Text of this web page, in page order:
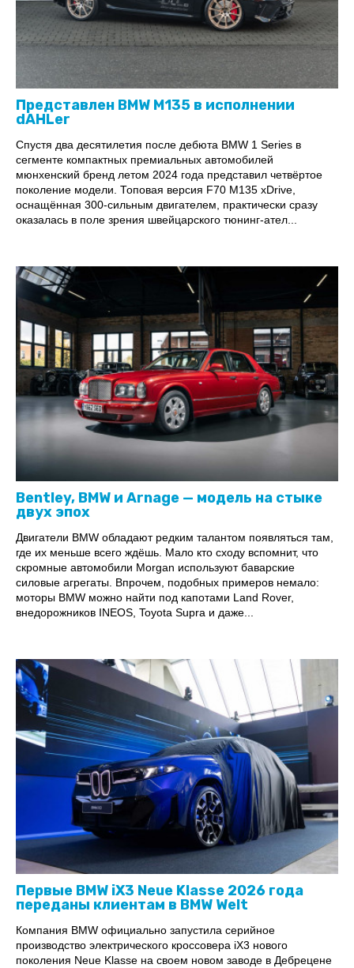
Представлен BMW M135 в исполнении
dAHLer
Спустя два десятилетия после дебюта BMW 1 Series в
сегменте компактных премиальных автомобилей
мюнхенский бренд летом 2024 года представил четвёртое
поколение модели. Топовая версия F70 M135 xDrive,
оснащённая 300-сильным двигателем, практически сразу
оказалась в поле зрения швейцарского тюнинг-ател...
Bentley, BMW и Arnage — модель на стыке
двух эпох
Двигатели BMW обладают редким талантом появляться там,
где их меньше всего ждёшь. Мало кто сходу вспомнит, что
скромные автомобили Morgan используют баварские
силовые агрегаты. Впрочем, подобных примеров немало:
моторы BMW можно найти под капотами Land Rover,
внедорожников INEOS, Toyota Supra и даже...
Первые BMW iX3 Neue Klasse 2026 года
переданы клиентам в BMW Welt
Компания BMW официально запустила серийное
производство электрического кроссовера iX3 нового
поколения Neue Klasse на своем новом заводе в Дебрецене